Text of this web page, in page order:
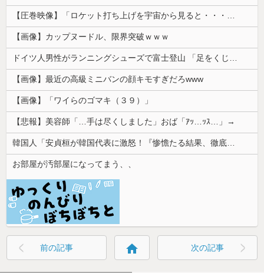
【圧巻映像】「ロケット打ち上げを宇宙から見ると・・・」の動画が衝撃的
【画像】カップヌードル、限界突破ｗｗｗ
ドイツ人男性がランニングシューズで富士登山 「足をくじいて動けない」
【画像】最近の高級ミニバンの顔キモすぎだろwww
【画像】「ワイらのゴマキ（３９）」
【悲報】美容師「…手は尽くしました」おば「ｱｯ…ｯｽ…」→
韓国人「安貞桓が韓国代表に激怒！『惨憺たる結果、徹底的な刷新が必要だ』と監督や協会を痛烈批判」
お部屋が汚部屋になってまう、、
前の記事 home 次の記事